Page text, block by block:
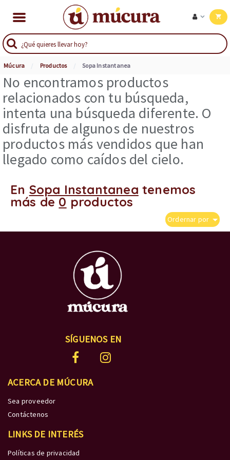
Múcura Productos Sopa Instantanea
No encontramos productos
relacionados con tu búsqueda,
intenta una búsqueda diferente. O
disfruta de algunos de nuestros
productos más vendidos que han
llegado como caídos del cielo.
En Sopa Instantanea tenemos
más de 0 productos
Ordernar por
SÍGUENOS EN
ACERCA DE MÚCURA
Sea proveedor
Contáctenos
LINKS DE INTERÉS
Políticas de privacidad